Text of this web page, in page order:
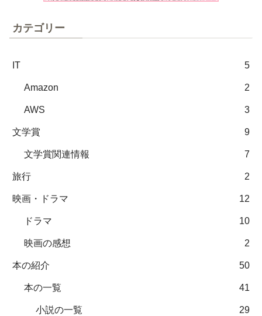
カテゴリー
IT 5
Amazon 2
AWS 3
文学賞 9
文学賞関連情報 7
旅行 2
映画・ドラマ 12
ドラマ 10
映画の感想 2
本の紹介 50
本の一覧 41
小説の一覧 29